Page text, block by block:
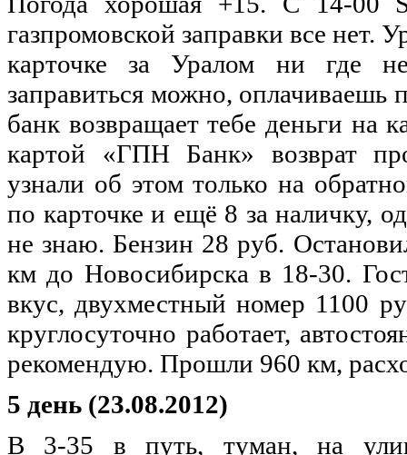
газпромовской заправки все нет.
карточке за Уралом ни где
заправиться можно, оплачиваешь
банк возвращает тебе деньги на
картой «ГПН Банк» возврат
узнали об этом только на
по карточке и ещё 8 за наличку,
не знаю. Бензин 28 руб.
км до Новосибирска в 18-30.
вкус, двухместный номер 1100
круглосуточно работает,
рекомендую. Прошли 960 км,
5 день (23.08.2012)
В 3-35 в путь, туман, на